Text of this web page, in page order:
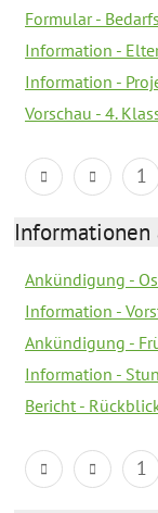
Formular -
Information -
Information -
Vorschau - 4.
1
Informationen
Ankündigung -
Information -
Ankündigung -
Information -
Bericht -
1